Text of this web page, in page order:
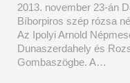
2013. november 23-án
Bíborpiros szép rózsa
Az Ipolyi Arnold
Dunaszerdahely és
Gombaszögbe. A…